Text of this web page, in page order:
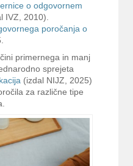
o odgovornem
IVZ, 2010).
poročanja o
primernega in manj
sprejeta
(izdal NIJZ, 2025)
za različne tipe